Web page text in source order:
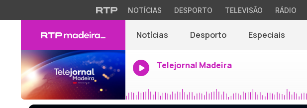
NOTÍCIAS DESPORTO TELEVISÃO RÁDIO
Notícias Desporto Especiais
Telejornal Madeira